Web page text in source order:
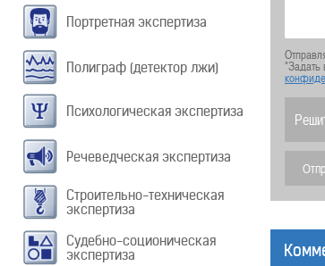
Портретная экспертиза
Полиграф (детектор лжи)
Психологическая экспертиза
Речеведческая экспертиза
Строительно-техническая
экспертиза
Судебно-соционическая
экспертиза
"Задать